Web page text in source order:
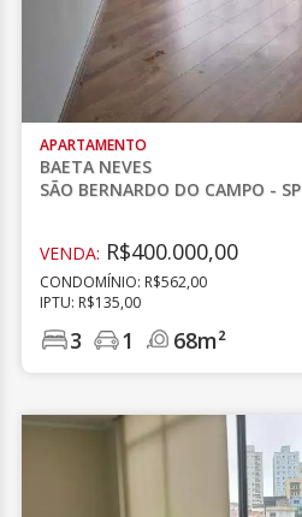
APARTAMENTO
BAETA NEVES
SÃO BERNARDO DO CAMPO - SP
VENDA: R$400.000,00
CONDOMÍNIO: R$562,00
IPTU: R$135,00
3 1 68m²